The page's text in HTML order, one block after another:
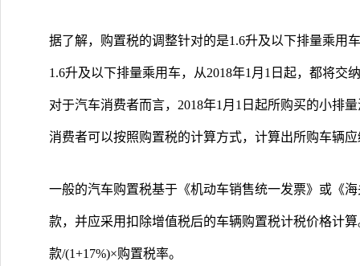
据了解，购置税的调整针对的是1.6升及以下排量乘用
1.6升及以下排量乘用车，从2018年1月1日起，都将交
对于汽车消费者而言，2018年1月1日起所购买的小排
消费者可以按照购置税的计算方式，计算出所购车辆
一般的汽车购置税基于《机动车销售统一发票》或《
款，并应采用扣除增值税后的车辆购置税计税价格计
款/(1+17%)×购置税率。